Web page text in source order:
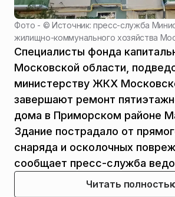
Фото - ©Источник: пресс-служба
жилищно-коммунального хозяйства
Специалисты фонда
Московской области,
министерству ЖКХ
завершают ремонт
дома в Приморском районе
Здание пострадало от
снаряда и осколочных
сообщает пресс-служба
Читать